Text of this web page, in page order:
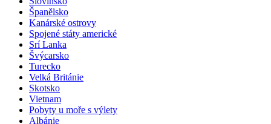
Španělsko
Kanárské ostrovy
Spojené státy americké
Srí Lanka
Švýcarsko
Turecko
Velká Británie
Skotsko
Vietnam
Pobyty u moře s výlety
Albánie